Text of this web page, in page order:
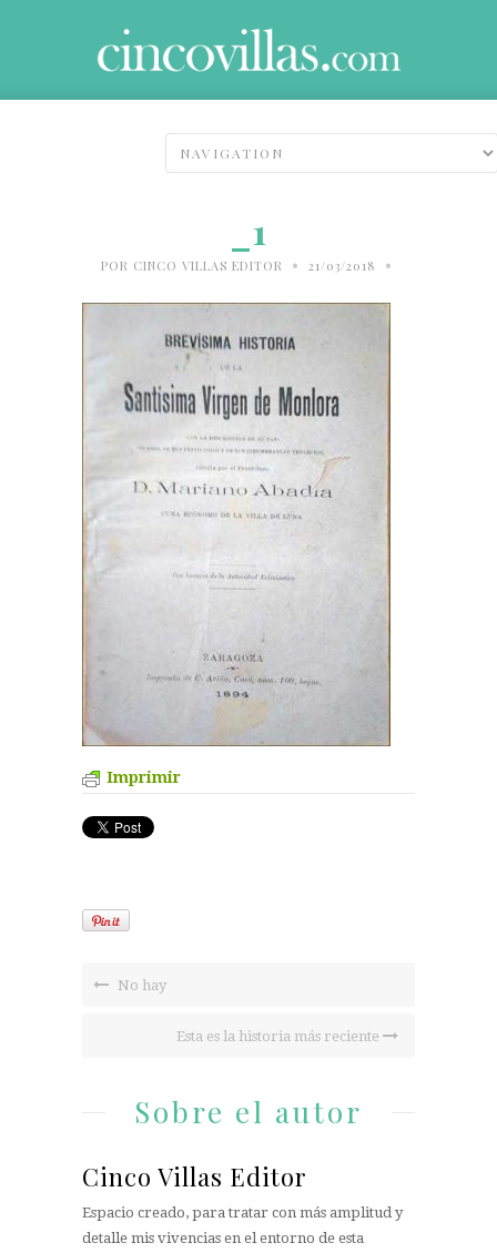
_1
POR CINCO VILLAS EDITOR • 21/03/2018 •
Imprimir
No hay
Esta es la historia más reciente
Sobre el autor
Cinco Villas Editor
Espacio creado, para tratar con más amplitud y
detalle mis vivencias en el entorno de esta